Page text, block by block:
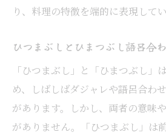
り、料理の特徴を端的に表現してい
ひつまぶしとひまつぶし語呂合
「ひつまぶし」と「ひまつぶし」
め、しばしばダジャレや語呂合わ
があります。しかし、両者の意味
がありません。「ひつまぶし」は